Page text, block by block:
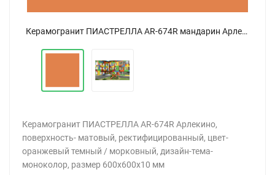
Керамогранит ПИАСТРЕЛЛА AR-674R мандарин Арлекино матовый 60x60
Керамогранит ПИАСТРЕЛЛА AR-674R Арлекино,
поверхность- матовый, ректифицированный, цвет-
оранжевый темный / морковный, дизайн-тема-
моноколор, размер 600x600x10 мм